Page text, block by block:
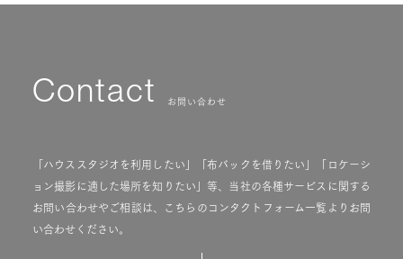
Contact お問い合わせ
「ハウススタジオを利用したい」「布バックを借りたい」「ロケーシ
ョン撮影に適した場所を知りたい」等、当社の各種サービスに関する
お問い合わせやご相談は、こちらのコンタクトフォーム一覧よりお問
い合わせください。